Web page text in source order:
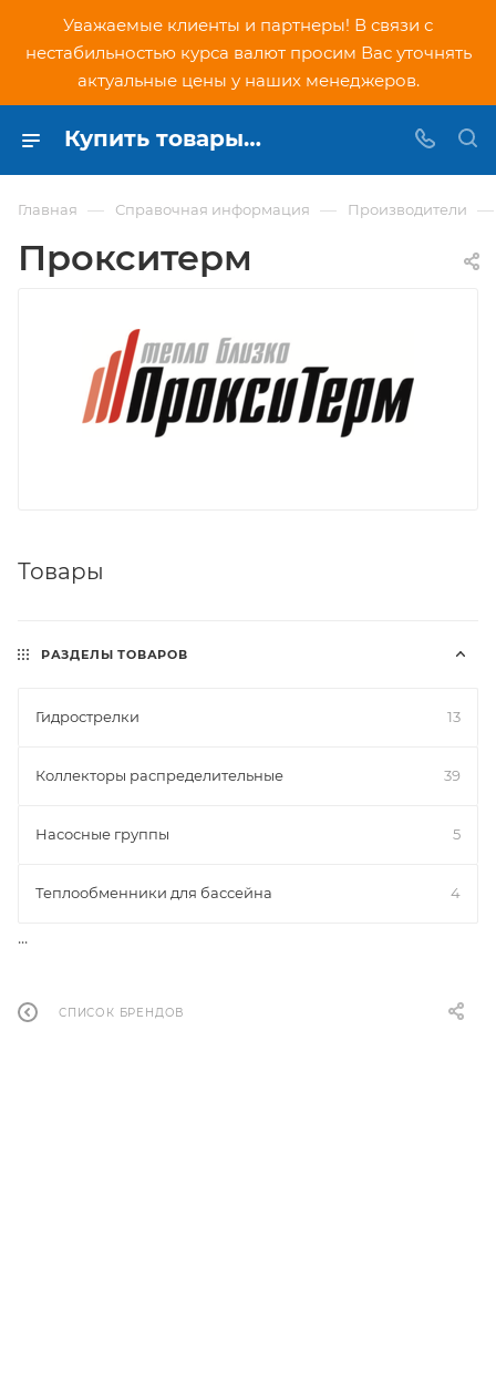
Уважаемые клиенты и партнеры! В связи с
нестабильностью курса валют просим Вас уточнять
актуальные цены у наших менеджеров.
Купить товары бренда Прокситерм в Москве в интернет-магазине PNDtech.ru
Главная — Справочная информация — Производители —
Прокситерм
Товары
РАЗДЕЛЫ ТОВАРОВ
Гидрострелки 13
Коллекторы распределительные 39
Насосные группы 5
Теплообменники для бассейна 4
...
СПИСОК БРЕНДОВ